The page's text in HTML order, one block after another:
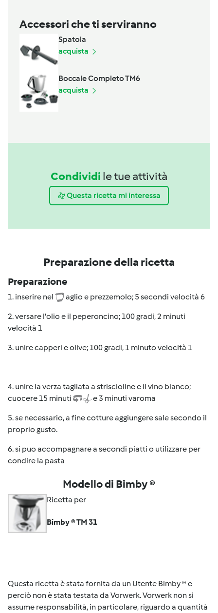
Accessori che ti serviranno
Spatola
acquista
Boccale Completo TM6
acquista
Condividi le tue attività
Questa ricetta mi interessa
Preparazione della ricetta
Preparazione
1. inserire nel aglio e prezzemolo; 5 secondi velocità 6
2. versare l'olio e il peperoncino; 100 gradi, 2 minuti
velocità 1
3. unire capperi e olive; 100 gradi, 1 minuto velocità 1
4. unire la verza tagliata a striscioline e il vino bianco;
cuocere 15 minuti
e 3 minuti varoma
5. se necessario, a fine cotture aggiungere sale secondo il
proprio gusto.
6. si puo accompagnare a secondi piatti o utilizzare per
condire la pasta
Modello di Bimby ®
Ricetta per
Bimby ® TM 31
Questa ricetta è stata fornita da un Utente Bimby ® e
perciò non è stata testata da Vorwerk. Vorwerk non si
assume responsabilità, in particolare, riguardo a quantità